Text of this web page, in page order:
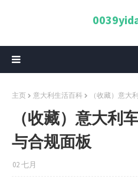
主页 意大利生活百科 （收藏）意大
（收藏）意大利
与合规面板
02 七月